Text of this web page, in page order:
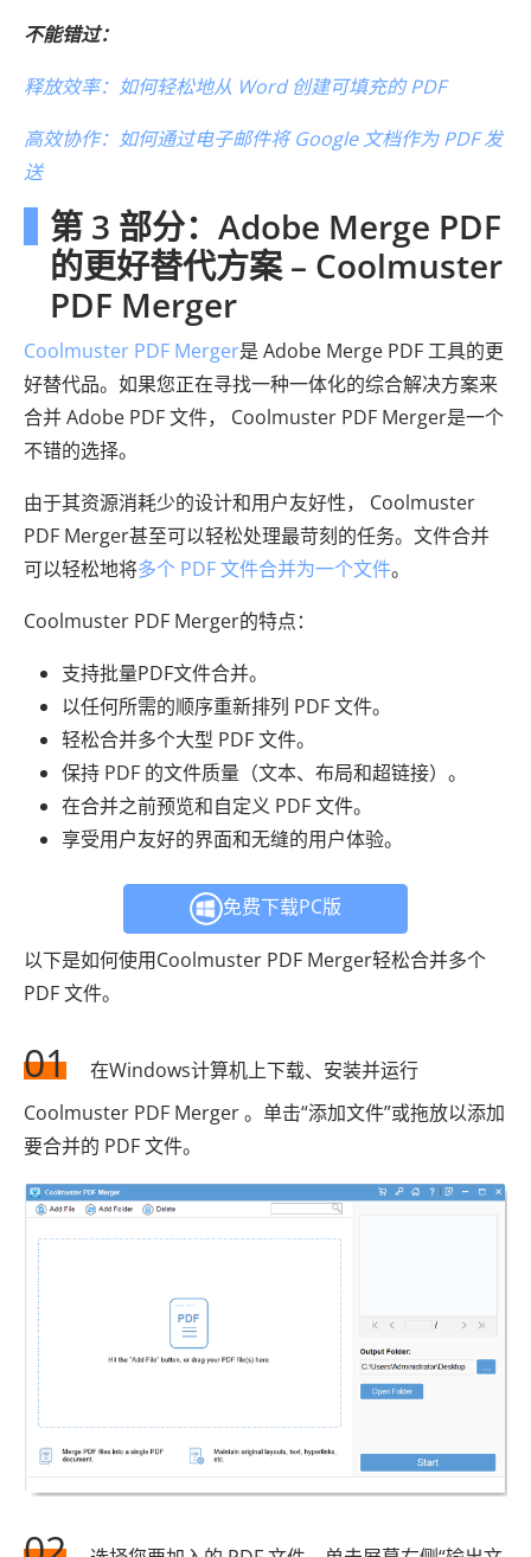
不能错过：
释放效率：如何轻松地从 Word 创建可填充的 PDF
高效协作：如何通过电子邮件将 Google 文档作为 PDF 发
送
第 3 部分：Adobe Merge PDF
的更好替代方案 – Coolmuster
PDF Merger
Coolmuster PDF Merger是 Adob​​e Merge PDF 工具的更
好替代品。如果您正在寻找一种一体化的综合解决方案来
合并 Adob​​e PDF 文件， Coolmuster PDF Merger是一个
不错的选择。
由于其资源消耗少的设计和用户友好性， Coolmuster
PDF Merger甚至可以轻松处理最苛刻的任务。文件合并
可以轻松地将多个 PDF 文件合并为一个文件。
Coolmuster PDF Merger的特点：
支持批量PDF文件合并。
以任何所需的顺序重新排列 PDF 文件。
轻松合并多个大型 PDF 文件。
保持 PDF 的文件质量（文本、布局和超链接）。
在合并之前预览和自定义 PDF 文件。
享受用户友好的界面和无缝的用户体验。
免费下载PC版
以下是如何使用Coolmuster PDF Merger轻松合并多个
PDF 文件。
01
在Windows计算机上下载、安装并运行
Coolmuster PDF Merger 。单击“添加文件”或拖放以添加
要合并的 PDF 文件。